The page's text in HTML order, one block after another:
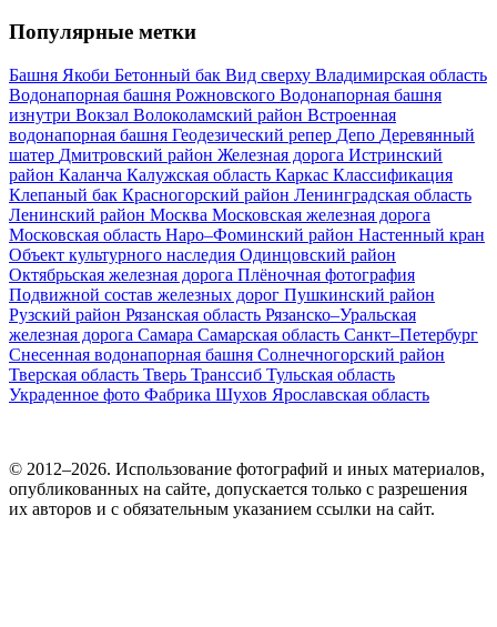
Популярные метки
Башня Якоби Бетонный бак Вид сверху Владимирская область
Водонапорная башня Рожновского Водонапорная башня
изнутри Вокзал Волоколамский район Встроенная
водонапорная башня Геодезический репер Депо Деревянный
шатер Дмитровский район Железная дорога Истринский
район Каланча Калужская область Каркас Классификация
Клепаный бак Красногорский район Ленинградская область
Ленинский район Москва Московская железная дорога
Московская область Наро–Фоминский район Настенный кран
Объект культурного наследия Одинцовский район
Октябрьская железная дорога Плёночная фотография
Подвижной состав железных дорог Пушкинский район
Рузский район Рязанская область Рязанско–Уральская
железная дорога Самара Самарская область Санкт–Петербург
Снесенная водонапорная башня Солнечногорский район
Тверская область Тверь Транссиб Тульская область
Украденное фото Фабрика Шухов Ярославская область
© 2012–2026. Использование фотографий и иных материалов,
опубликованных на сайте, допускается только с разрешения
их авторов и c обязательным указанием ссылки на сайт.